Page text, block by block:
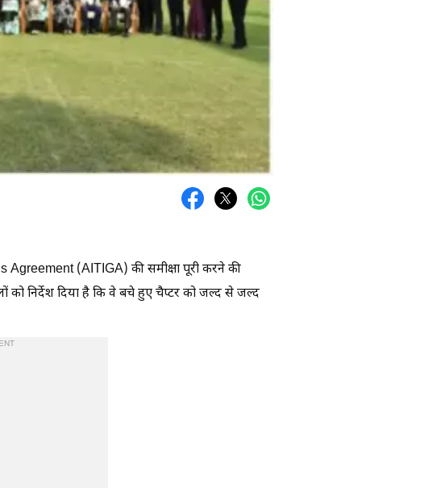
(AITIGA) की समीक्षा पूरी करने की
को निर्देश दिया है कि वे बचे हुए चैप्टर को जल्द से जल्द